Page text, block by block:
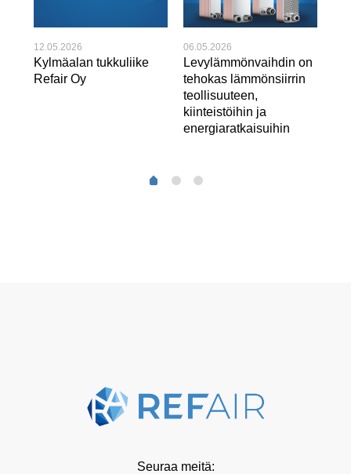
12.05.2026
Kylmäalan tukkuliike
Refair Oy
06.05.2026
Levylämmönvaihdin on
tehokas lämmönsiirrin
teollisuuteen,
kiinteistöihin ja
energiaratkaisuihin
Seuraa meitä: